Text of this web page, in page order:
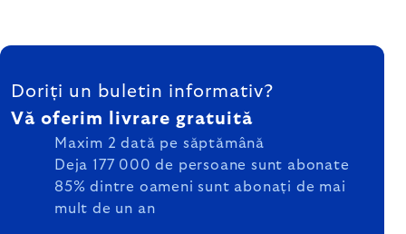
SUBSOL
Doriți un buletin informativ?
Vă oferim livrare gratuită
Maxim 2 dată pe săptămână
Deja 177 000 de persoane sunt abonate
85% dintre oameni sunt abonați de mai
mult de un an